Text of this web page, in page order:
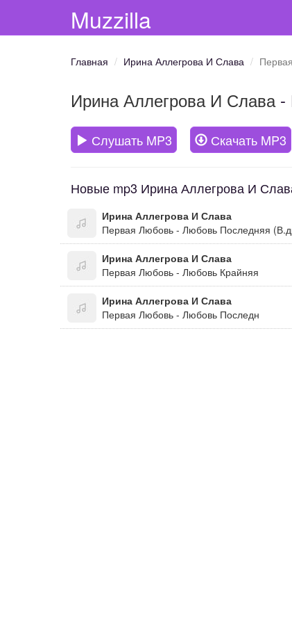
Muzzilla
Главная Ирина Аллегрова И Слава
Ирина Аллегрова И Слава-
Слушать MP3 Скачать MP3
Новые mp3 Ирина Аллегрова И
Ирина Аллегрова И Слава
Ирина Аллегрова И Слава
Первая Любовь - Любовь Крайняя
Ирина Аллегрова И Слава
Первая Любовь - Любовь Последн